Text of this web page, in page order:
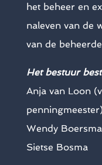
het beheer en
naleven van de
van de
Het bestuur
Anja van Loon
Wendy Boersma
Sietse Bosma